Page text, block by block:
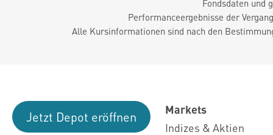
Fondsdaten und
Performanceergebnisse der
Alle Kursinformationen sind nach den
Jetzt Depot eröffnen
Markets
Indizes & Aktien